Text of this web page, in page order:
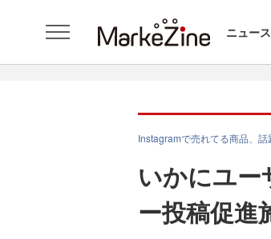
ニュース
Instagramで売れてる商品、
いかにユー
ー投稿促進